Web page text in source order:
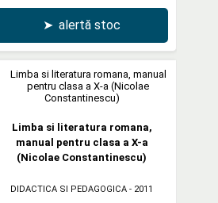
➤ alertă stoc
Limba si literatura romana,
manual pentru clasa a X-a
(Nicolae Constantinescu)
DIDACTICA SI PEDAGOGICA - 2011